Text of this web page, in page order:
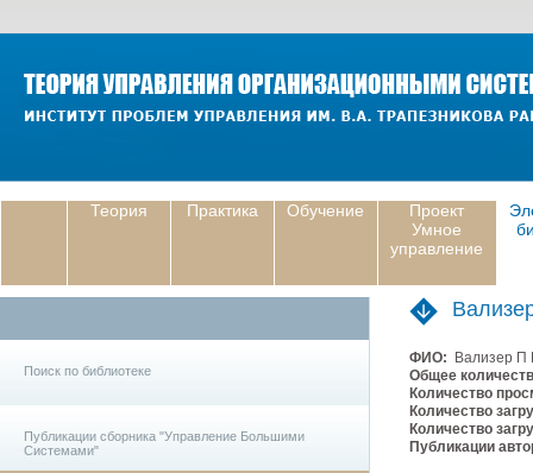
Теория Практика Обучение
Проект
Умное
управление
Поиск по библиотеке
Публикации сборника "Управление Большими
Системами"
ФИО: Вализер П
Общее
Количество
Количество
Количество
Публикации